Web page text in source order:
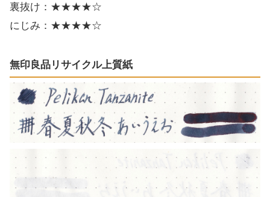
裏抜け：★★★★☆
にじみ：★★★★☆
無印良品リサイクル上質紙